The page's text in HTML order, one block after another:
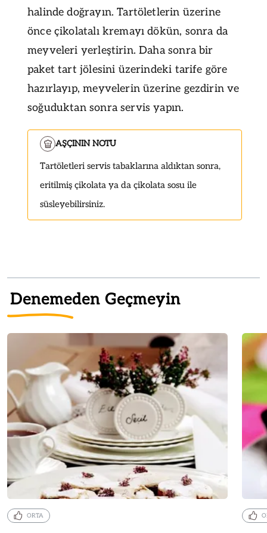
halinde doğrayın. Tartöletlerin üzerine
önce çikolatalı kremayı dökün, sonra da
meyveleri yerleştirin. Daha sonra bir
paket tart jölesini üzerindeki tarife göre
hazırlayıp, meyvelerin üzerine gezdirin ve
soğuduktan sonra servis yapın.
AŞÇININ NOTU
Tartöletleri servis tabaklarına aldıktan sonra,
eritilmiş çikolata ya da çikolata sosu ile
süsleyebilirsiniz.
Denemeden Geçmeyin
ORTA